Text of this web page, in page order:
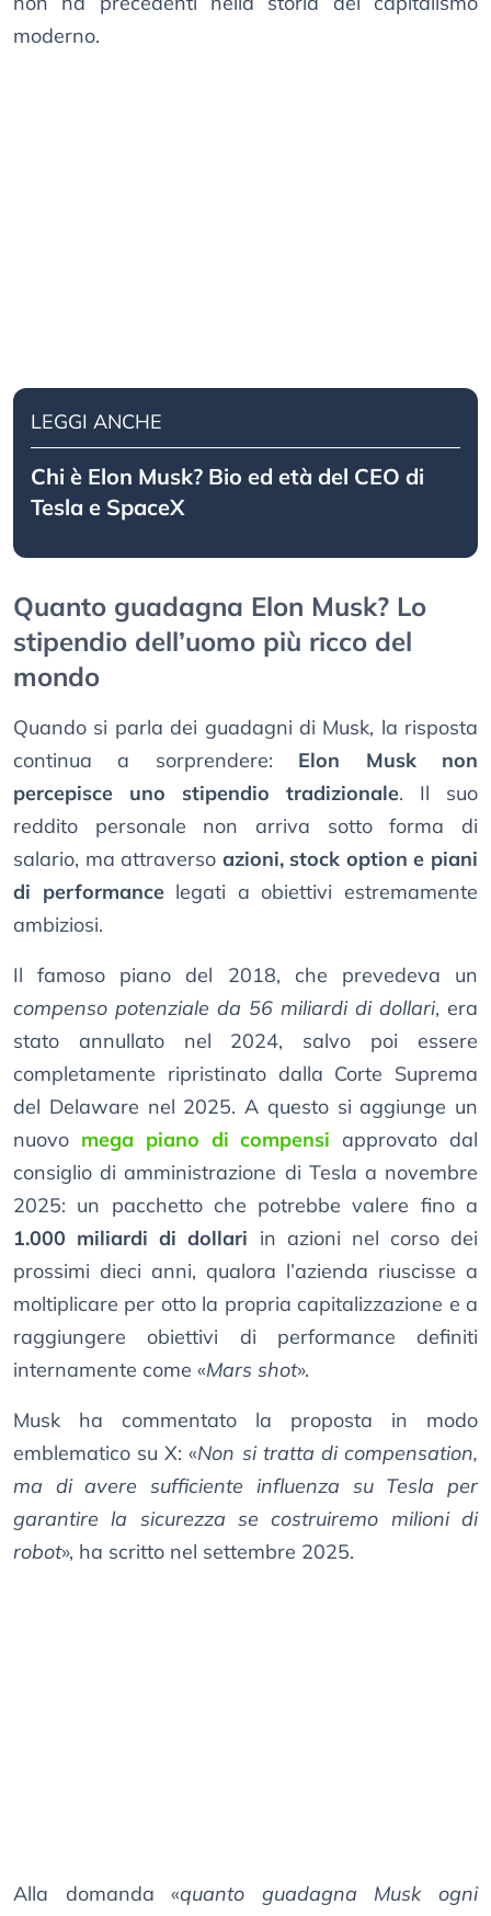
moderno.
LEGGI ANCHE
Chi è Elon Musk? Bio ed età del CEO di
Tesla e SpaceX
Quanto guadagna Elon Musk? Lo
stipendio dell’uomo più ricco del
mondo
Quando si parla dei guadagni di Musk, la risposta
continua a sorprendere: Elon Musk non
percepisce uno stipendio tradizionale. Il suo
reddito personale non arriva sotto forma di
salario, ma attraverso azioni, stock option e piani
di performancelegati a obiettivi estremamente
ambiziosi.
Il famoso piano del 2018, che prevedeva un
compenso potenziale da 56 miliardi di dollari, era
stato annullato nel 2024, salvo poi essere
completamente ripristinato dalla Corte Suprema
del Delaware nel 2025. A questo si aggiunge un
nuovo mega piano di compensi approvato dal
consiglio di amministrazione di Tesla a novembre
2025: un pacchetto che potrebbe valere fino a
1.000 miliardi di dollari in azioni nel corso dei
prossimi dieci anni, qualora l’azienda riuscisse a
moltiplicare per otto la propria capitalizzazione e a
raggiungere obiettivi di performance definiti
internamente come «Mars shot».
Musk ha commentato la proposta in modo
emblematico su X: «Non si tratta di compensation,
ma di avere sufficiente influenza su Tesla per
garantire la sicurezza se costruiremo milioni di
robot», ha scritto nel settembre 2025.
Alla domanda «quanto guadagna Musk ogni